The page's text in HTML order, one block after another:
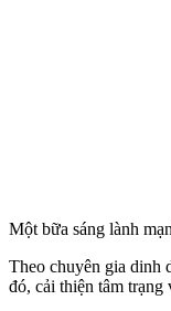
Một bữa sáng lành
Theo chuyên gia dinh
đó, cải thiện tâm